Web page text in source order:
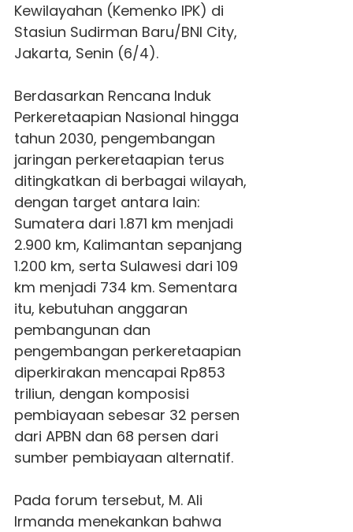
Kewilayahan (Kemenko IPK) di
Stasiun Sudirman Baru/BNI City,
Jakarta, Senin (6/4).
Berdasarkan Rencana Induk
Perkeretaapian Nasional hingga
tahun 2030, pengembangan
jaringan perkeretaapian terus
ditingkatkan di berbagai wilayah,
dengan target antara lain:
Sumatera dari 1.871 km menjadi
2.900 km, Kalimantan sepanjang
1.200 km, serta Sulawesi dari 109
km menjadi 734 km. Sementara
itu, kebutuhan anggaran
pembangunan dan
pengembangan perkeretaapian
diperkirakan mencapai Rp853
triliun, dengan komposisi
pembiayaan sebesar 32 persen
dari APBN dan 68 persen dari
sumber pembiayaan alternatif.
Pada forum tersebut, M. Ali
Irmanda menekankan bahwa